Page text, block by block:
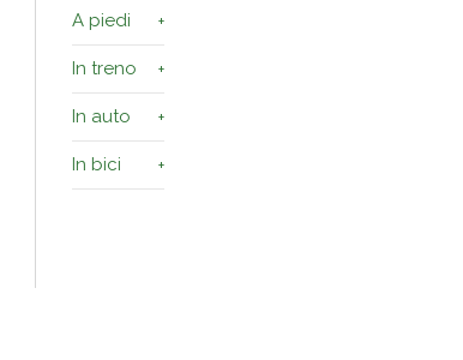
A piedi
In treno
In auto
In bici